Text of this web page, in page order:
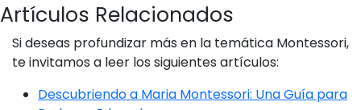
Artículos Relacionados
Si deseas profundizar más en la temática Montessori,
te invitamos a leer los siguientes artículos:
Descubriendo a Maria Montessori: Una Guía para